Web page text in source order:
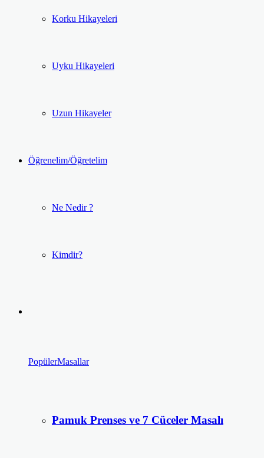
Korku Hikayeleri
Uyku Hikayeleri
Uzun Hikayeler
Öğrenelim/Öğretelim
Ne Nedir ?
Kimdir?
PopülerMasallar
Pamuk Prenses ve 7 Cüceler Masalı